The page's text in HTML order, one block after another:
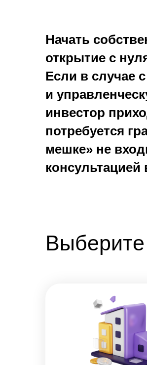
Начать
открытие с
Если в случае
и
инвестор
потребуется
мешке» не
консультацией